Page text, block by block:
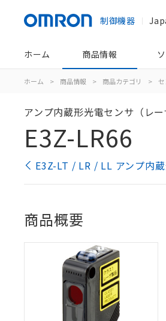
制御機器
ホーム 商品情報
ホーム > 商品情報 > 商品カテゴリ >
アンプ内蔵形光電センサ（レー
E3Z-LR66
E3Z-LT / LR / LL アンプ内
商品概要